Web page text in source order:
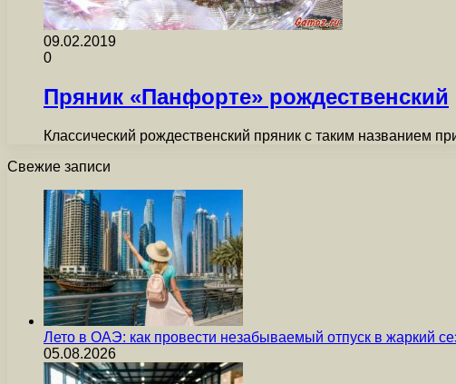
09.02.2019
0
Пряник «Панфорте» рождественский
Классический рождественский пряник с таким названием
Свежие записи
Лето в ОАЭ: как провести незабываемый отпуск в жаркий
05.08.2026